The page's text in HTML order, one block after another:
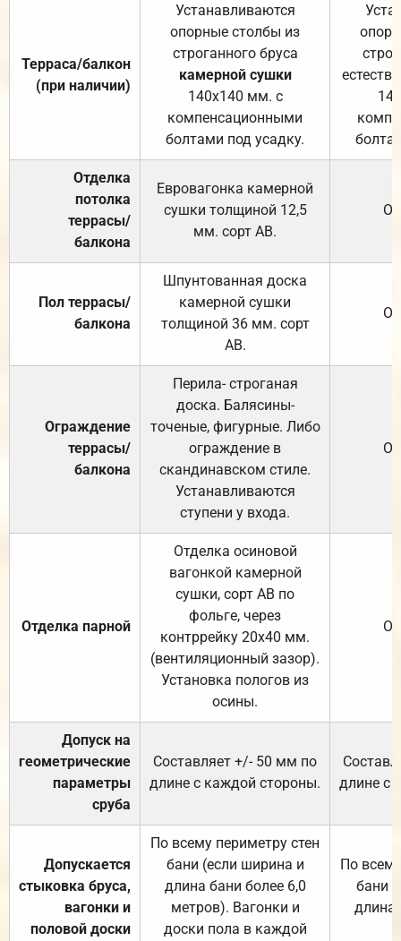
Терраса/балкон
(при наличии)
Устанавливаются
опорные столбы из
строганного бруса
камерной сушки
140х140 мм. с
компенсационными
болтами под усадку.
Отделка
потолка
террасы/
балкона
Евровагонка камерной
сушки толщиной 12,5
мм. сорт АВ.
Пол террасы/
балкона
Шпунтованная доска
камерной сушки
толщиной 36 мм. сорт
АВ.
Ограждение
террасы/
балкона
Перила- строганая
доска. Балясины-
точеные, фигурные. Либо
ограждение в
скандинавском стиле.
Устанавливаются
ступени у входа.
Отделка парной
Отделка осиновой
вагонкой камерной
сушки, сорт АВ по
фольге, через
контррейку 20х40 мм.
(вентиляционный зазор).
Установка пологов из
осины.
Допуск на
геометрические
параметры
сруба
Составляет +/- 50 мм по
длине с каждой стороны.
длине с
Допускается
стыковка бруса,
вагонки и
половой доски
По всему периметру стен
бани (если ширина и
длина бани более 6,0
метров). Вагонки и
доски пола в каждой
По
бани
длина